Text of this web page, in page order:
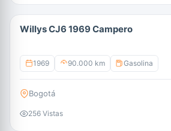
Willys CJ6 1969 Campero
1969 90.000 km Gasolina
Bogotá
256 Vistas